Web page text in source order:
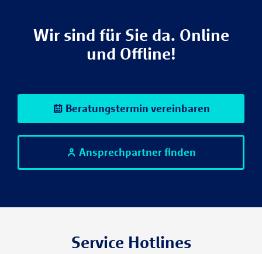
Wir sind für Sie da. Online
und Offline!
Beratungstermin vereinbaren
Ansprechpartner finden
Service Hotlines